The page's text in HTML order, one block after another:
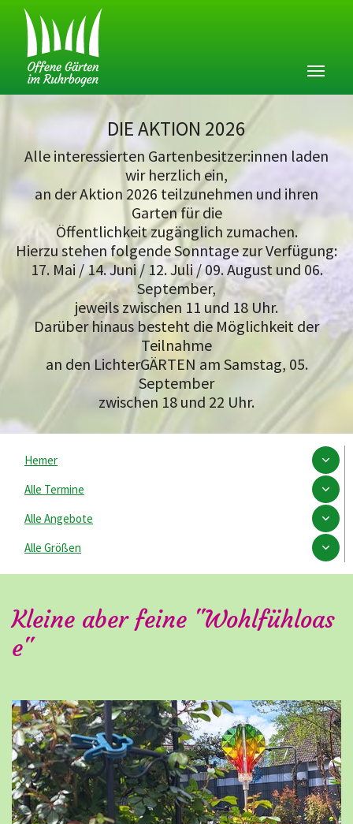
DIE AKTION 2026
Alle interessierten Gartenbesitzer:innen laden
wir herzlich ein,
an der Aktion 2026 teilzunehmen und ihren
Garten für die
Öffentlichkeit zugänglich zumachen.
Hierzu stehen folgende Sonntage zur Verfügung:
17. Mai / 14. Juni / 12. Juli / 09. August und 06.
September,
jeweils zwischen 11 und 18 Uhr.
Darüber hinaus besteht die Möglichkeit der
Teilnahme
an den LichterGÄRTEN am Samstag, 05.
September
zwischen 18 und 22 Uhr.
Hemer
Alle Termine
Alle Angebote
Alle Größen
Kleine aber feine "Wohlfühloas
e"